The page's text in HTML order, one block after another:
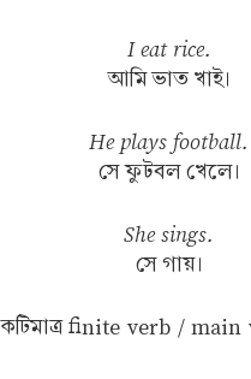
I eat rice.
আমি ভাত খাই।
He plays football.
সে ফুটবল খেলে।
She sings.
সে গায়।
finite verb / main